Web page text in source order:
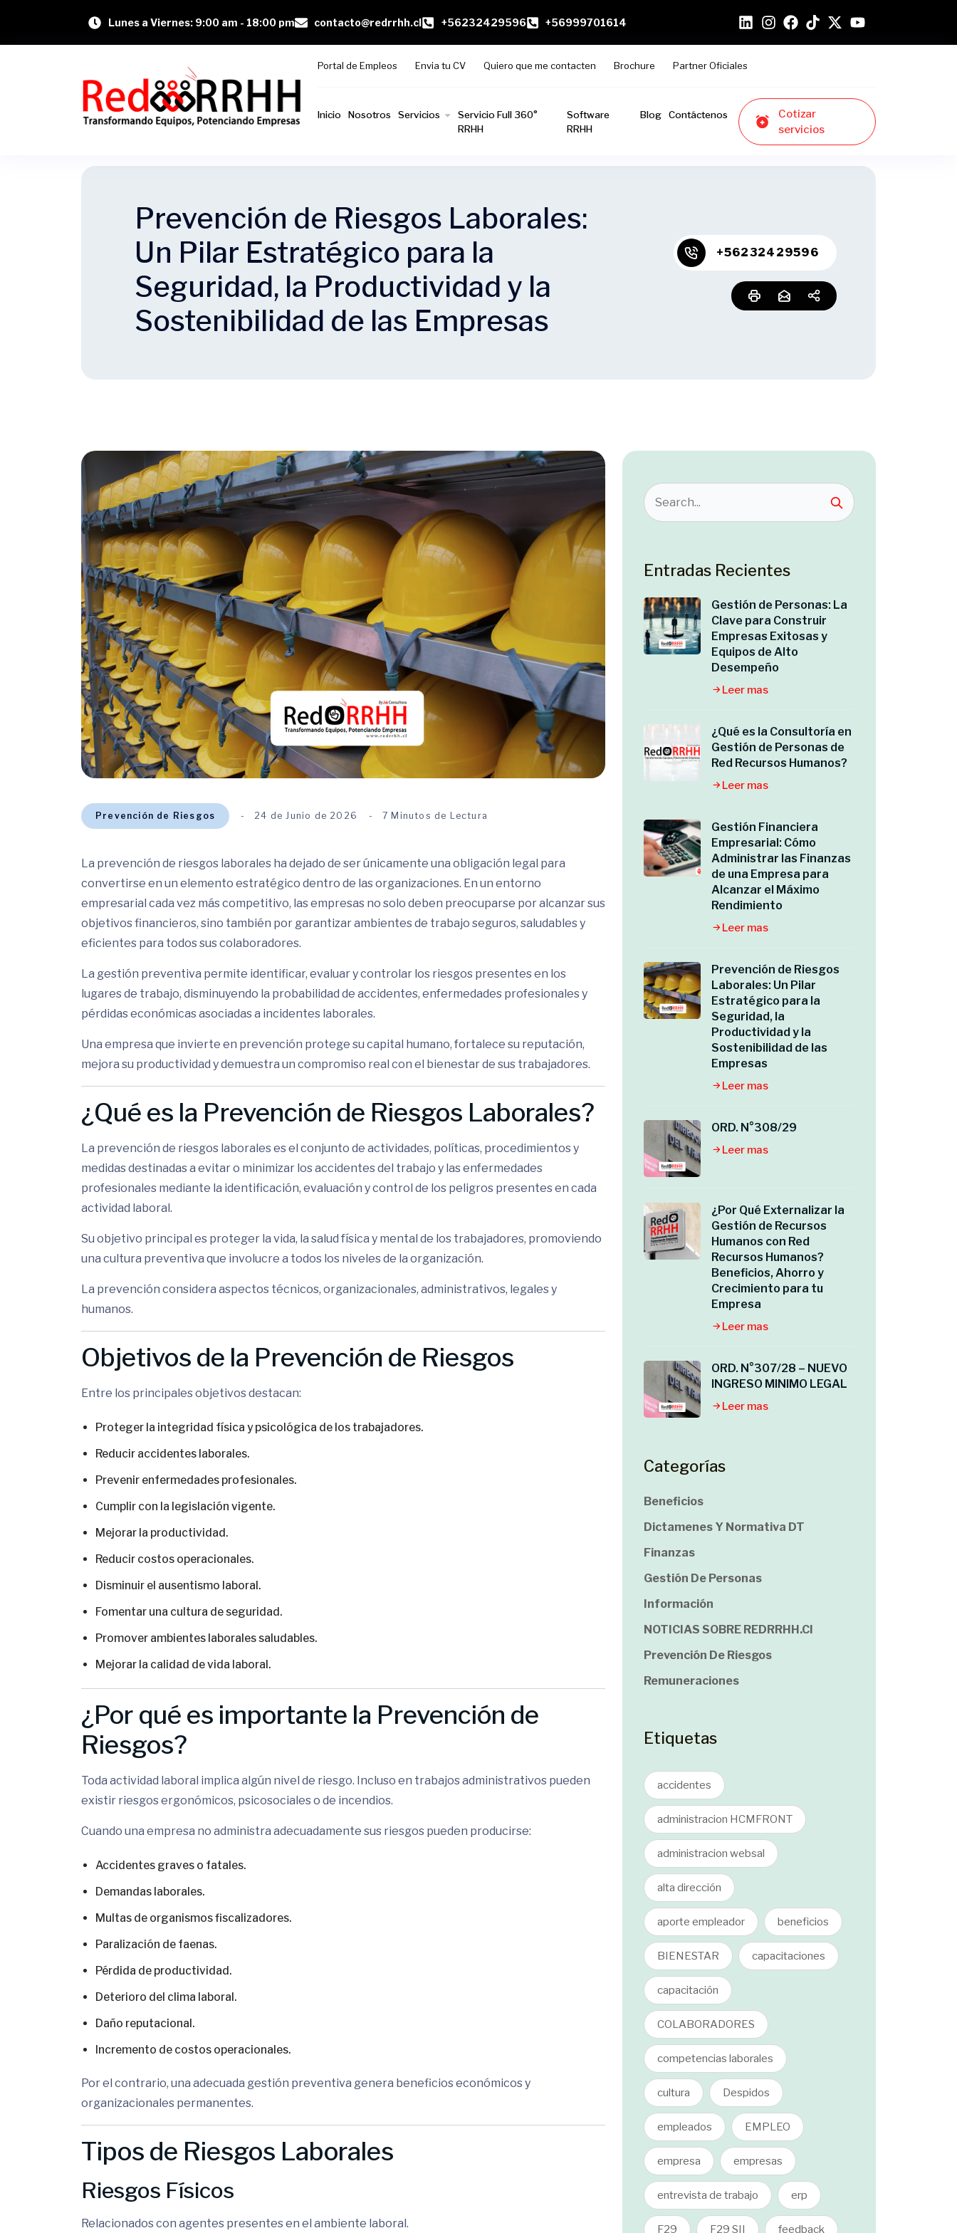
Lunes a Viernes: 9:00 am - 18:00 pm contacto@redrrhh.cl +56232429596 +56999701614
Portal de Empleos Envia tu CV Quiero que me contacten Brochure Partner Oficiales
Inicio Nosotros Servicios
Servicio Full 360°
RRHH
Software
RRHH
Blog Contáctenos
Cotizar
servicios
Prevención de Riesgos Laborales:
Un Pilar Estratégico para la
Seguridad, la Productividad y la
Sostenibilidad de las Empresas
+56232429596
Prevención de Riesgos 24 de Junio de 2026 7 Minutos de Lectura
La prevención de riesgos laborales ha dejado de ser únicamente una obligación legal para
convertirse en un elemento estratégico dentro de las organizaciones. En un entorno
empresarial cada vez más competitivo, las empresas no solo deben preocuparse por alcanzar sus
objetivos financieros, sino también por garantizar ambientes de trabajo seguros, saludables y
eficientes para todos sus colaboradores.
La gestión preventiva permite identificar, evaluar y controlar los riesgos presentes en los
lugares de trabajo, disminuyendo la probabilidad de accidentes, enfermedades profesionales y
pérdidas económicas asociadas a incidentes laborales.
Una empresa que invierte en prevención protege su capital humano, fortalece su reputación,
mejora su productividad y demuestra un compromiso real con el bienestar de sus trabajadores.
¿Qué es la Prevención de Riesgos Laborales?
La prevención de riesgos laborales es el conjunto de actividades, políticas, procedimientos y
medidas destinadas a evitar o minimizar los accidentes del trabajo y las enfermedades
profesionales mediante la identificación, evaluación y control de los peligros presentes en cada
actividad laboral.
Su objetivo principal es proteger la vida, la salud física y mental de los trabajadores, promoviendo
una cultura preventiva que involucre a todos los niveles de la organización.
La prevención considera aspectos técnicos, organizacionales, administrativos, legales y
humanos.
Objetivos de la Prevención de Riesgos
Entre los principales objetivos destacan:
Proteger la integridad física y psicológica de los trabajadores.
Reducir accidentes laborales.
Prevenir enfermedades profesionales.
Cumplir con la legislación vigente.
Mejorar la productividad.
Reducir costos operacionales.
Disminuir el ausentismo laboral.
Fomentar una cultura de seguridad.
Promover ambientes laborales saludables.
Mejorar la calidad de vida laboral.
¿Por qué es importante la Prevención de
Riesgos?
Toda actividad laboral implica algún nivel de riesgo. Incluso en trabajos administrativos pueden
existir riesgos ergonómicos, psicosociales o de incendios.
Cuando una empresa no administra adecuadamente sus riesgos pueden producirse:
Accidentes graves o fatales.
Demandas laborales.
Multas de organismos fiscalizadores.
Paralización de faenas.
Pérdida de productividad.
Deterioro del clima laboral.
Daño reputacional.
Incremento de costos operacionales.
Por el contrario, una adecuada gestión preventiva genera beneficios económicos y
organizacionales permanentes.
Tipos de Riesgos Laborales
Riesgos Físicos
Relacionados con agentes presentes en el ambiente laboral.
Entradas Recientes
Gestión de Personas: La
Clave para Construir
Empresas Exitosas y
Equipos de Alto
Desempeño
Leer mas
¿Qué es la Consultoría en
Gestión de Personas de
Red Recursos Humanos?
Leer mas
Gestión Financiera
Empresarial: Cómo
Administrar las Finanzas
de una Empresa para
Alcanzar el Máximo
Rendimiento
Leer mas
Prevención de Riesgos
Laborales: Un Pilar
Estratégico para la
Seguridad, la
Productividad y la
Sostenibilidad de las
Empresas
Leer mas
ORD. N°308/29
Leer mas
¿Por Qué Externalizar la
Gestión de Recursos
Humanos con Red
Recursos Humanos?
Beneficios, Ahorro y
Crecimiento para tu
Empresa
Leer mas
ORD. N°307/28 – NUEVO
INGRESO MINIMO LEGAL
Leer mas
Categorías
Beneficios
Dictamenes Y Normativa DT
Finanzas
Gestión De Personas
Información
NOTICIAS SOBRE REDRRHH.cl
Prevención De Riesgos
Remuneraciones
Etiquetas
accidentes
administracion HCMFRONT
administracion websal
alta dirección
aporte empleador beneficios
BIENESTAR capacitaciones
capacitación
COLABORADORES
competencias laborales
cultura Despidos
empleados EMPLEO
empresa empresas
entrevista de trabajo erp
F29 F29 SII feedback